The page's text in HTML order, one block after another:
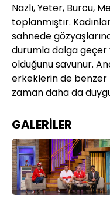
Nazlı, Yeter, Burcu,
toplanmıştır.
sahnede
durumla dalga geçer
olduğunu savunur.
erkeklerin de
zaman daha da
GALERİLER